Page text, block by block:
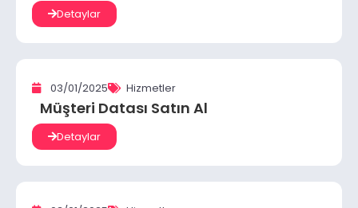
Detaylar
03/01/2025 Hizmetler
Müşteri Datası Satın Al
Detaylar